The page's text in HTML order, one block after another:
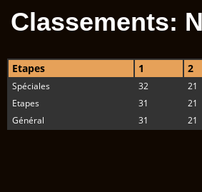
Classements:
Etapes 1 2
Spéciales 32 21
Etapes
31 21
Général
31 21